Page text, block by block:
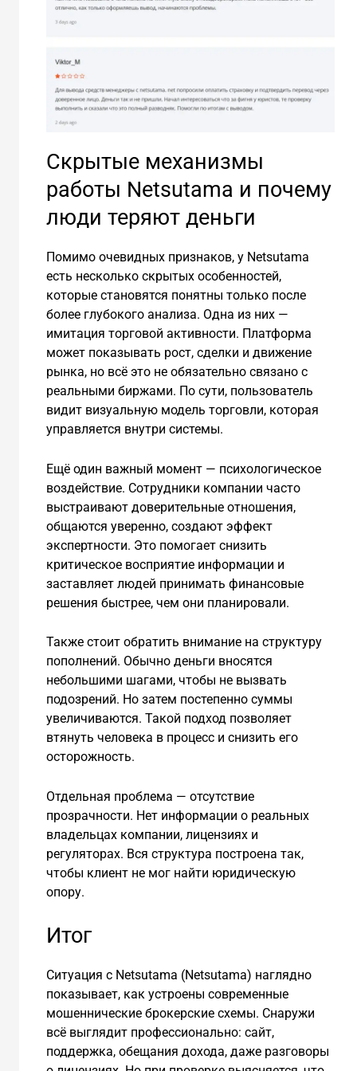
Скрытые механизмы
работы Netsutama и почему
люди теряют деньги
Помимо очевидных признаков, у Netsutama
есть несколько скрытых особенностей,
которые становятся понятны только после
более глубокого анализа. Одна из них —
имитация торговой активности. Платформа
может показывать рост, сделки и движение
рынка, но всё это не обязательно связано с
реальными биржами. По сути, пользователь
видит визуальную модель торговли, которая
управляется внутри системы.
Ещё один важный момент — психологическое
воздействие. Сотрудники компании часто
выстраивают доверительные отношения,
общаются уверенно, создают эффект
экспертности. Это помогает снизить
критическое восприятие информации и
заставляет людей принимать финансовые
решения быстрее, чем они планировали.
Также стоит обратить внимание на структуру
пополнений. Обычно деньги вносятся
небольшими шагами, чтобы не вызвать
подозрений. Но затем постепенно суммы
увеличиваются. Такой подход позволяет
втянуть человека в процесс и снизить его
осторожность.
Отдельная проблема — отсутствие
прозрачности. Нет информации о реальных
владельцах компании, лицензиях и
регуляторах. Вся структура построена так,
чтобы клиент не мог найти юридическую
опору.
Итог
Ситуация с Netsutama (Netsutama) наглядно
показывает, как устроены современные
мошеннические брокерские схемы. Снаружи
всё выглядит профессионально: сайт,
поддержка, обещания дохода, даже разговоры